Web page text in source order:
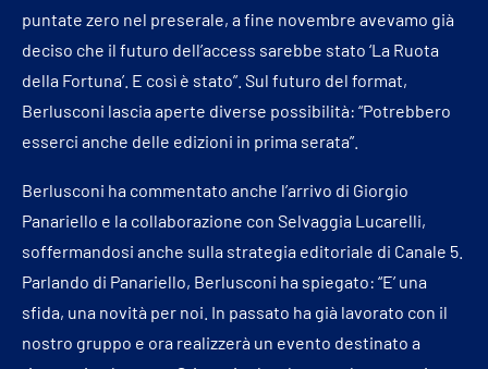
puntate zero nel preserale, a fine novembre avevamo già
deciso che il futuro dell’access sarebbe stato ‘La Ruota
della Fortuna’. E così è stato”. Sul futuro del format,
Berlusconi lascia aperte diverse possibilità: “Potrebbero
esserci anche delle edizioni in prima serata”.
Berlusconi ha commentato anche l’arrivo di Giorgio
Panariello e la collaborazione con Selvaggia Lucarelli,
soffermandosi anche sulla strategia editoriale di Canale 5.
Parlando di Panariello, Berlusconi ha spiegato: “E’ una
sfida, una novità per noi. In passato ha già lavorato con il
nostro gruppo e ora realizzerà un evento destinato a